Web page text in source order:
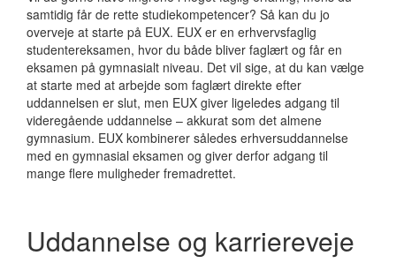
samtidig får de rette studiekompetencer? Så kan du jo
overveje at starte på EUX. EUX er en erhvervsfaglig
studentereksamen, hvor du både bliver faglært og får en
eksamen på gymnasialt niveau. Det vil sige, at du kan vælge
at starte med at arbejde som faglært direkte efter
uddannelsen er slut, men EUX giver ligeledes adgang til
videregående uddannelse – akkurat som det almene
gymnasium. EUX kombinerer således erhversuddannelse
med en gymnasial eksamen og giver derfor adgang til
mange flere muligheder fremadrettet.
Uddannelse og karriereveje